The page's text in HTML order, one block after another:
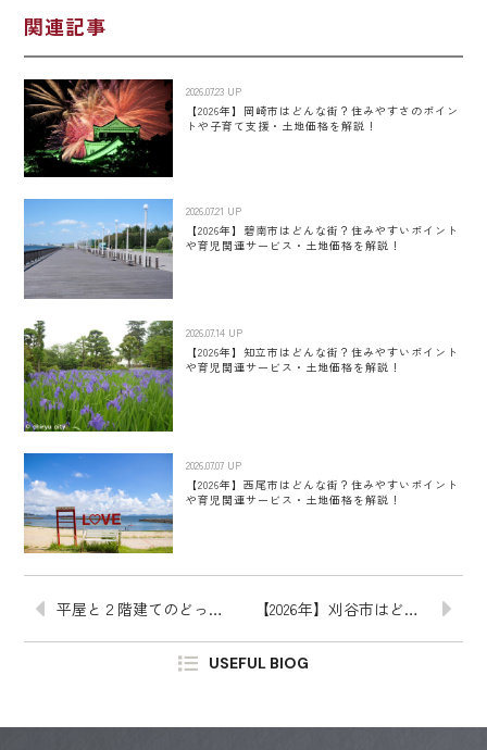
関連記事
2026.07.23 UP
【2026年】岡崎市はどんな街？住みやすさのポイン
トや子育て支援・土地価格を解説！
2026.07.21 UP
【2026年】碧南市はどんな街？住みやすいポイント
や育児関連サービス・土地価格を解説！
2026.07.14 UP
【2026年】知立市はどんな街？住みやすいポイント
や育児関連サービス・土地価格を解説！
2026.07.07 UP
【2026年】西尾市はどんな街？住みやすいポイント
や育児関連サービス・土地価格を解説！
平屋と２階建てのどっちがいい？メリット・デメリットほか、費用や暮らしやすさの徹底比較も 【2026年】刈谷市はどんな街？住みやすいポイントや育児関連サービス・土地価格を解説！
USEFUL BlOG